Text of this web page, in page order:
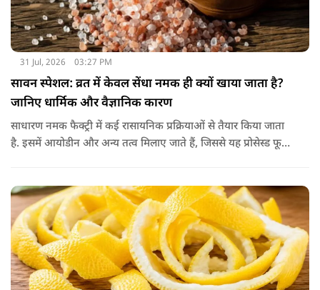
31 Jul, 2026 03:27 PM
सावन स्पेशल: व्रत में केवल सेंधा नमक ही क्यों खाया जाता है?
जानिए धार्मिक और वैज्ञानिक कारण
साधारण नमक फैक्ट्री में कई रासायनिक प्रक्रियाओं से तैयार किया जाता
है. इसमें आयोडीन और अन्य तत्व मिलाए जाते हैं, जिससे यह प्रोसेस्ड फूड
जाता, इसलिए इसे अधिक शुद्ध माना जाता है.